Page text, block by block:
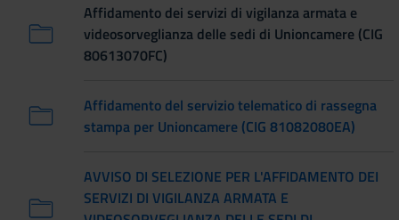
Affidamento dei servizi di vigilanza armata e
videosorveglianza delle sedi di Unioncamere (CIG
80613070FC)
Affidamento del servizio telematico di rassegna
stampa per Unioncamere (CIG 81082080EA)
AVVISO DI SELEZIONE PER L'AFFIDAMENTO DEI
SERVIZI DI VIGILANZA ARMATA E